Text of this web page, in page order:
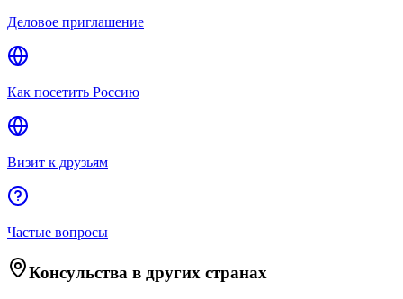
Деловое приглашение
Как посетить Россию
Визит к друзьям
Частые вопросы
Консульства в других странах